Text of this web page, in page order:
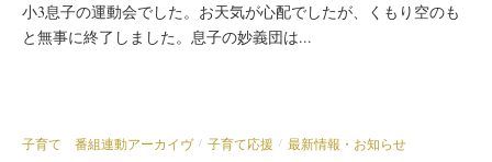
小3息子の運動会でした。お天気が心配でしたが、くもり空のも
と無事に終了しました。息子の妙義団は...
子育て 番組連動アーカイヴ / 子育て応援 / 最新情報・お知らせ